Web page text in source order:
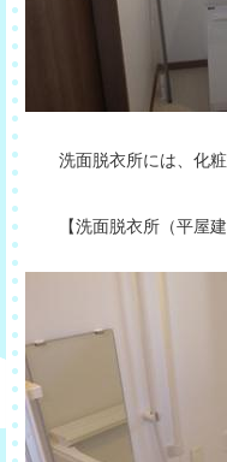
洗面脱衣所には、化粧
【洗面脱衣所（平屋建